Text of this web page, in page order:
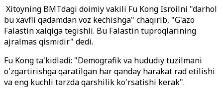
Xitoyning BMTdagi doimiy vakili Fu Kong Isroilni "darhol
bu xavfli qadamdan voz kechishga" chaqirib, "G'azo
Falastin xalqiga tegishli. Bu Falastin tuproqlarining
ajralmas qismidir" dedi.
Fu Kong ta'kidladi: "Demografik va hududiy tuzilmani
o'zgartirishga qaratilgan har qanday harakat rad etilishi
va eng kuchli tarzda qarshilik ko'rsatishi kerak".